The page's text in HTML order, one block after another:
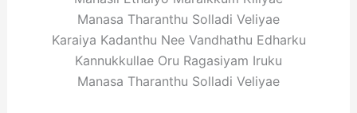
Manasa Tharanthu Solladi Veliyae
Karaiya Kadanthu Nee Vandhathu Edharku
Kannukkullae Oru Ragasiyam Iruku
Manasa Tharanthu Solladi Veliyae